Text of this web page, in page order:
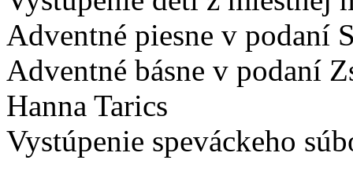
Adventné piesne v podaní
Adventné básne v podaní
Hanna Tarics
Vystúpenie speváckeho